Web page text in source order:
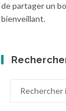
de partager un
bienveillant.